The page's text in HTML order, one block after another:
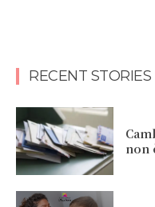
RECENT STORIES
non